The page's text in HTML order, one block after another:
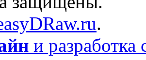
.
и разработка